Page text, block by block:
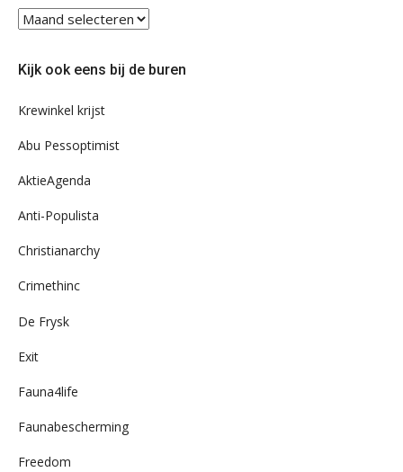
Blader
eens
ons
Kijk ook eens bij de buren
Krewinkel krijst
Abu Pessoptimist
AktieAgenda
Anti-Populista
Christianarchy
Crimethinc
De Frysk
Exit
Fauna4life
Faunabescherming
Freedom